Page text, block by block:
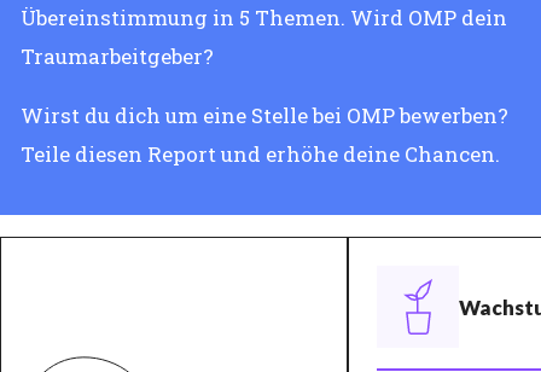
Übereinstimmung in 5 Themen. Wird OMP dein
Traumarbeitgeber?
Wirst du dich um eine Stelle bei OMP bewerben?
Teile diesen Report und erhöhe deine Chancen.